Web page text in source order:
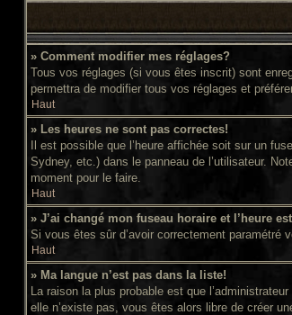
» Comment modifier mes réglages?
Tous vos réglages (si vous êtes inscrit) sont
permettra de modifier tous vos réglages et
Haut
» Les heures ne sont pas correctes!
Il est possible que l’heure affichée soit sur un
Sydney, etc.) dans le panneau de l’utilisateur.
moment pour le faire.
Haut
» J’ai changé mon fuseau horaire et l’heure
Si vous êtes sûr d’avoir correctement paramétré
Haut
» Ma langue n’est pas dans la liste!
La raison la plus probable est que
elle n’existe pas, vous êtes alors libre de créer